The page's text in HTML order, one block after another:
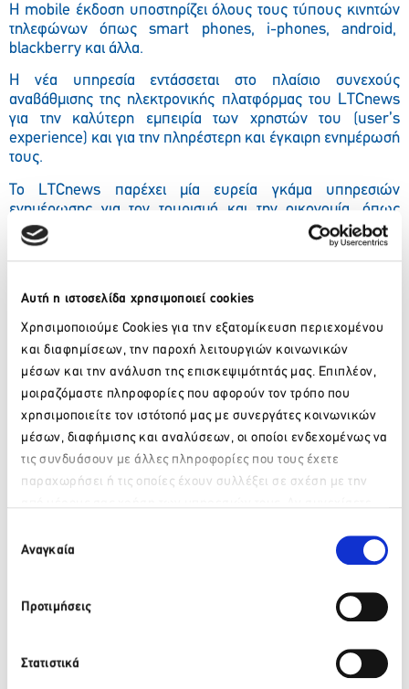
Αυτή η ιστοσελίδα χρησιμοποιεί cookies
Χρησιμοποιούμε Cookies για την εξατομίκευση περιεχομένου
και διαφημίσεων, την παροχή λειτουργιών κοινωνικών
μέσων και την ανάλυση της επισκεψιμότητάς μας. Επιπλέον,
μοιραζόμαστε πληροφορίες που αφορούν τον τρόπο που
χρησιμοποιείτε τον ιστότοπό μας με συνεργάτες κοινωνικών
μέσων, διαφήμισης και αναλύσεων, οι οποίοι ενδεχομένως να
τις συνδυάσουν με άλλες πληροφορίες που τους έχετε
παραχωρήσει ή τις οποίες έχουν συλλέξει σε σχέση με την
των Cookies μας.
συγκατάθεσης
Αναγκαία
Προτιμήσεις
Στατιστικά
Η mobile έκδοση υποστηρίζει όλους τους τύπους κινητών
τηλεφώνων όπως smart phones, i-phones, android,
blackberry και άλλα.
Η νέα υπηρεσία εντάσσεται στο πλαίσιο συνεχούς
αναβάθμισης της ηλεκτρονικής πλατφόρμας του LTCnews
για την καλύτερη εμπειρία των χρηστών του (user’s
experience) και για την πληρέστερη και έγκαιρη ενημέρωσή
τους.
Το LTCnews παρέχει μία ευρεία γκάμα υπηρεσιών
ενημέρωσης για τον τουρισμό και την οικονομία, όπως
επικαιρότητα, ρεπορτάζ, απόψεις, χρηματιστήριο καθώς και
θέματα τουριστικού….lifestyle. Αποτελεί το πλέον
ανερχόμενο τουριστικό ενημερωτικό portal που άλλαξε τα
Facebook Twitter LinkedIn
Πίσω
Πρόσφατα νέα
ΒΙΚΟΣ: Το φυσικό μεταλλικό νερό ΒΙΚΟΣ στο πλευρό της
αθλήτριας Γεωργίας Δαμασιώτη
Περισσότερα